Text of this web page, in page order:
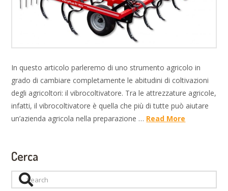
In questo articolo parleremo di uno strumento agricolo in
grado di cambiare completamente le abitudini di coltivazioni
degli agricoltori: il vibrocoltivatore. Tra le attrezzature agricole,
infatti, il vibrocoltivatore è quella che più di tutte può aiutare
un’azienda agricola nella preparazione … Read More
Cerca
Search